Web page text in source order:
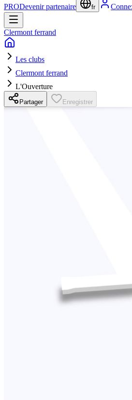
PRODevenir partenaire fr
Clermont ferrand
Les clubs
Clermont ferrand
L'Ouverture
Partager Enregistrer